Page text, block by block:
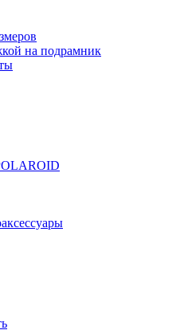
на подрамник